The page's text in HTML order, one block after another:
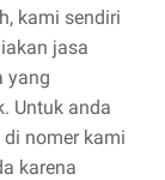
kami sendiri
jasa
yang
Untuk anda
nomer kami
karena